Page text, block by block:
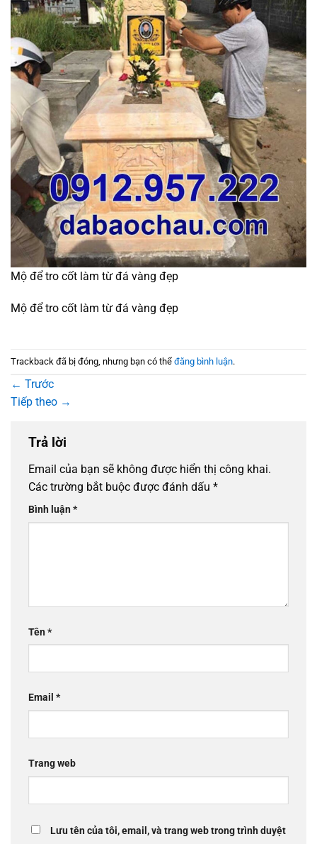
Mộ để tro cốt làm từ đá vàng đẹp
Mộ để tro cốt làm từ đá vàng đẹp
Trackback đã bị đóng, nhưng bạn có thể đăng bình luận.
← Trước
Tiếp theo →
Trả lời
Email của bạn sẽ không được hiển thị công khai.
Các trường bắt buộc được đánh dấu *
Bình luận*
Tên*
Email *
Trang web
Lưu tên của tôi, email, và trang web trong trình duyệt